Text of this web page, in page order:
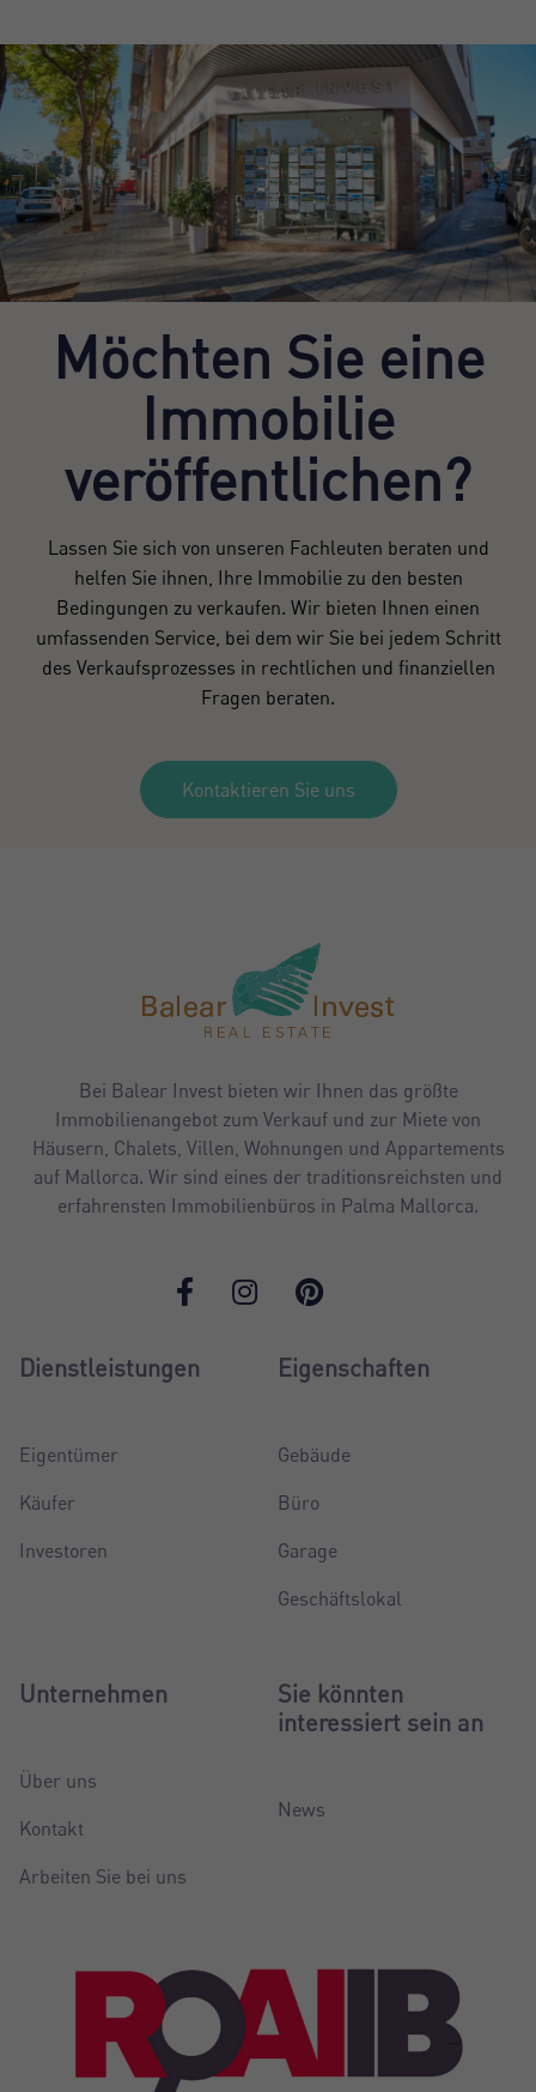
Möchten Sie eine
Immobilie
veröffentlichen?
Lassen Sie sich von unseren Fachleuten beraten und
helfen Sie ihnen, Ihre Immobilie zu den besten
Bedingungen zu verkaufen. Wir bieten Ihnen einen
umfassenden Service, bei dem wir Sie bei jedem Schritt
des Verkaufsprozesses in rechtlichen und finanziellen
Fragen beraten.
Kontaktieren Sie uns
Bei Balear Invest bieten wir Ihnen das größte
Immobilienangebot zum Verkauf und zur Miete von
Häusern, Chalets, Villen, Wohnungen und Appartements
auf Mallorca. Wir sind eines der traditionsreichsten und
erfahrensten Immobilienbüros in Palma Mallorca.
Dienstleistungen
Eigentümer
Käufer
Investoren
Eigenschaften
Gebäude
Büro
Garage
Geschäftslokal
Unternehmen
Über uns
Kontakt
Arbeiten Sie bei uns
Sie könnten
interessiert sein an
News